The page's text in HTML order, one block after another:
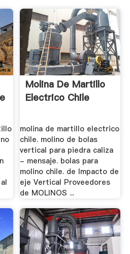
Molina De Martillo
Electrico Chile
molina de martillo electrico
chile. molino de bolas
vertical para piedra caliza
- mensaje. bolas para
molino chile. de Impacto de
eje Vertical Proveedores
de MOLINOS ...